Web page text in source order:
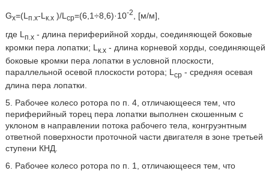
Gх=(L п.х-L к.х)/L ср=(6,1÷8,6)·10-2
, [м/м],
где Lп.х- длина периферийной хорды, соединяющей боковые
кромки пера лопатки; Lк.х- длина корневой хорды, соединяющей
боковые кромки пера лопатки в условной плоскости,
параллельной осевой плоскости ротора; L ср - средняя осевая
длина пера лопатки.
5. Рабочее колесо ротора по п. 4, отличающееся тем, что
периферийный торец пера лопатки выполнен скошенным с
уклоном в направлении потока рабочего тела, конгруэнтным
ответной поверхности проточной части двигателя в зоне третьей
ступени КНД.
6. Рабочее колесо ротора по п. 1, отличающееся тем, что